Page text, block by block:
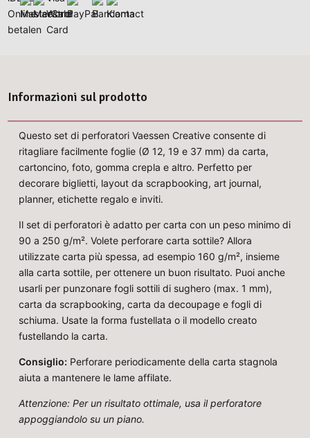
Informazioni sul prodotto
Questo set di perforatori Vaessen Creative consente di
ritagliare facilmente foglie (Ø 12, 19 e 37 mm) da carta,
cartoncino, foto, gomma crepla e altro. Perfetto per
decorare biglietti, layout da scrapbooking, art journal,
planner, etichette regalo e inviti.
Il set di perforatori è adatto per carta con un peso minimo di
90 a 250 g/m². Volete perforare carta sottile? Allora
utilizzate carta più spessa, ad esempio 160 g/m², insieme
alla carta sottile, per ottenere un buon risultato. Puoi anche
usarli per punzonare fogli sottili di sughero (max. 1 mm),
carta da scrapbooking, carta da decoupage e fogli di
schiuma. Usate la forma fustellata o il modello creato
fustellando la carta.
Consiglio: Perforare periodicamente della carta stagnola
aiuta a mantenere le lame affilate.
Attenzione: Per un risultato ottimale, usa il perforatore
appoggiandolo su un piano.